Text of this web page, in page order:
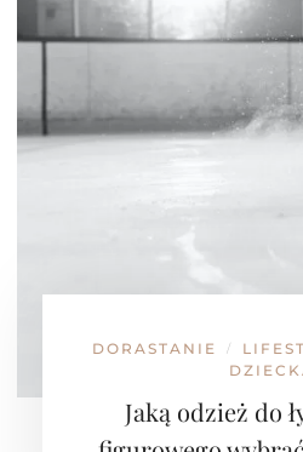
DORASTANIE /
Jaką odzież do